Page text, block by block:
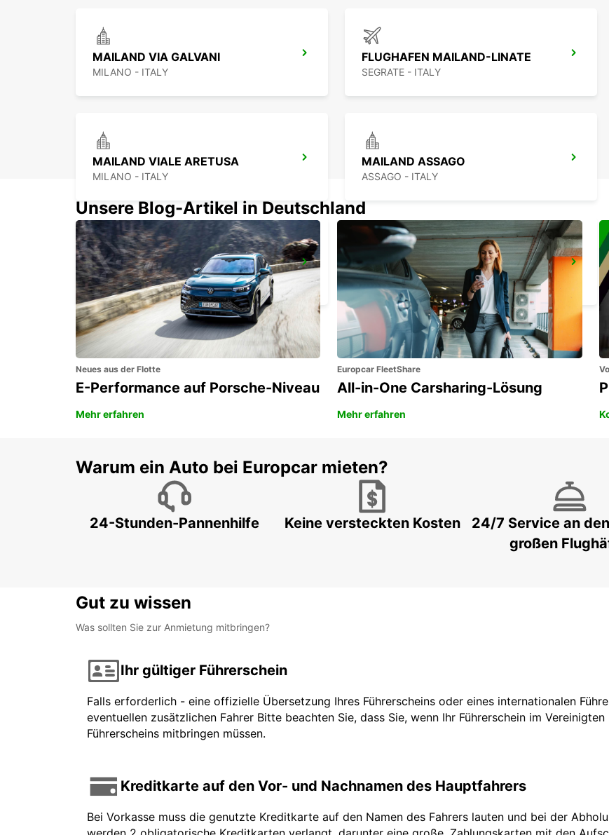
MAILAND VIA GALVANI
MILANO - ITALY
FLUGHAFEN MAILAND-LINATE
SEGRATE - ITALY
MAILAND VIALE ARETUSA
MILANO - ITALY
MAILAND ASSAGO
ASSAGO - ITALY
MONZA
MONZA - ITALY
LODI
LODI - ITALY
Unsere Blog-Artikel in Deutschland
Neues aus der Flotte
E-Performance auf Porsche-Niveau
Mehr erfahren
Europcar FleetShare
All-in-One Carsharing-Lösung
Mehr erfahren
Warum ein Auto bei Europcar mieten?
24-Stunden-Pannenhilfe Keine versteckten Kosten
24/7 Service an
großen
Gut zu wissen
Was sollten Sie zur Anmietung mitbringen?
Ihr gültiger Führerschein
Falls erforderlich - eine offizielle Übersetzung Ihres Führerscheins oder eines internationalen
eventuellen zusätzlichen Fahrer Bitte beachten Sie, dass Sie, wenn Ihr Führerschein im
Führerscheins mitbringen müssen.
Kreditkarte auf den Vor- und Nachnamen des Hauptfahrers
Bei Vorkasse muss die genutzte Kreditkarte auf den Namen des Fahrers lauten und bei der